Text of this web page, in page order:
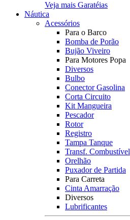
Veja mais Garatéias
Náutica
Acessórios
Para o Barco
Bomba de Porão
Bujão Viveiro
Para Motores Popa
Diversos
Bulbo
Conector Gasolina
Corta Circuito
Kit Mangueira
Pescador
Rotor
Registro
Tampa Tanque
Transf. Combustível
Orelhão
Puxador de Partida
Para Carreta
Cinta Amarração
Diversos
Lubrificantes